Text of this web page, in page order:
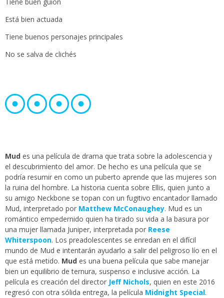
Tiene buen guion
Está bien actuada
Tiene buenos personajes principales
No se salva de clichés
Mud es una película de drama que trata sobre la adolescencia y
el descubrimiento del amor. De hecho es una película que se
podría resumir en como un puberto aprende que las mujeres son
la ruina del hombre. La historia cuenta sobre Ellis, quien junto a
su amigo Neckbone se topan con un fugitivo encantador llamado
Mud, interpretado por Matthew McConaughey. Mud es un
romántico empedernido quien ha tirado su vida a la basura por
una mujer llamada Juniper, interpretada por Reese
Whiterspoon. Los preadolescentes se enredan en el difícil
mundo de Mud e intentarán ayudarlo a salir del peligroso lío en el
que está metido. Mud es una buena película que sabe manejar
bien un equilibrio de ternura, suspenso e inclusive acción. La
película es creación del director Jeff Nichols, quien en este 2016
regresó con otra sólida entrega, la película Midnight Special.